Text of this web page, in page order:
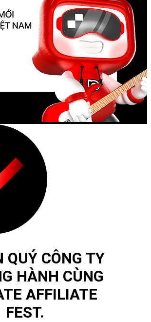
QUÝ CÔNG TY
HÀNH CÙNG
AFFILIATE
FEST.